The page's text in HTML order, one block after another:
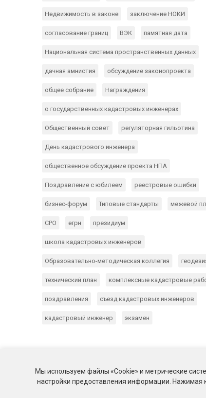
Недвижимость в законе заключение НОКИ
согласование границ ВЭК памятная дата
Национальная система пространственных данных
дачная амнистия обсуждение законопроекта
общее собрание Награждения
о государственных кадастровых инженерах
Общественный совет регуляторная гильотина
День кадастрового инженера
общественное обсуждение проекта НПА
Поздравление с юбилеем реестровые ошибки
бизнес-форум Типовые стандарты межевой
СРО егрн президиум
школа кадастровых инженеров
Образовательно-методическая коллегия
технический план комплексные кадастровые
поздравления съезд кадастровых инженеров
кадастровый инженер экзамен
Мы используем файлы «Cookie» и метрические
настройки предоставления информации. Нажимая